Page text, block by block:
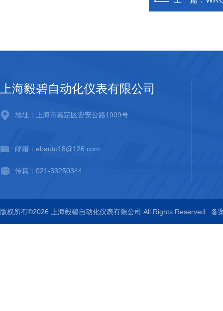
上海毅碧自动化仪表有限公司
地址：上海市嘉定区曹安公路1909号
邮箱：ebauto18@126.com
传真：021-33250344
版权所有©2026 上海毅碧自动化仪表有限公司 All Rights Reserved 备